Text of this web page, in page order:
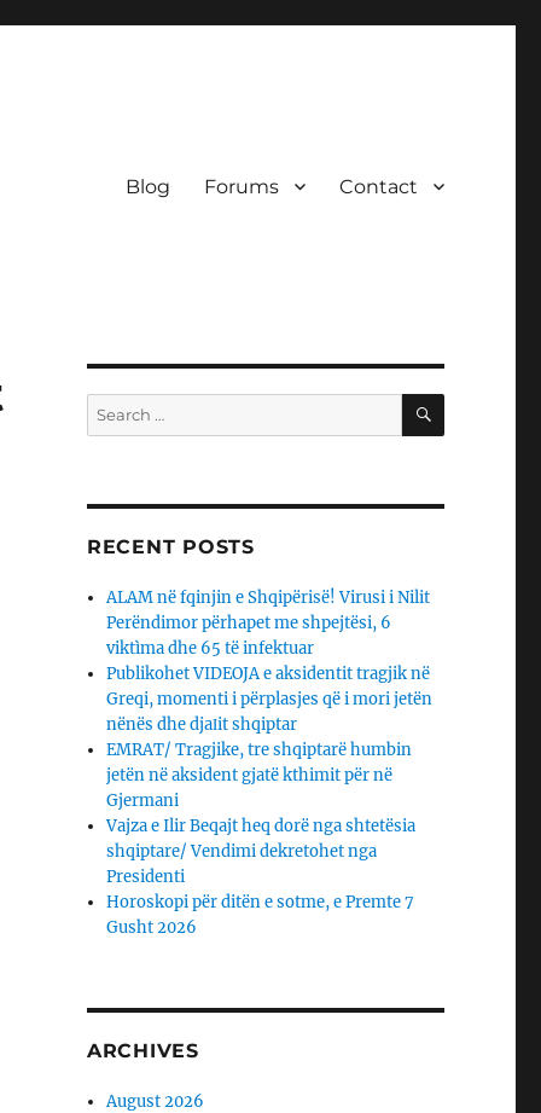
Blog Forums Contact
Search
for:
SEARCH
RECENT POSTS
ALAM në fqinjin e Shqipërisë! Virusi i Nilit
Perëndimor përhapet me shpejtësi, 6
viktìma dhe 65 të infektuar
Publikohet VIDEOJA e aksidentit tragjik në
Greqi, momenti i përplasjes që i mori jetën
nënës dhe djaΙit shqiptar
EMRAT/ Tragjike, tre shqiptarë humbin
jetën në aksident gjatë kthimit për në
Gjermani
Vajza e Ilir Beqajt heq dorë nga shtetësia
shqiptare/ Vendimi dekretohet nga
Presidenti
Horoskopi për ditën e sotme, e Premte 7
Gusht 2026
ARCHIVES
August 2026